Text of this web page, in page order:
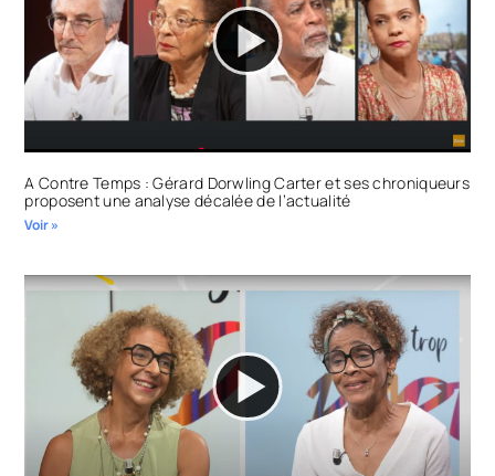
A Contre Temps : Gérard Dorwling Carter et ses chroniqueurs
proposent une analyse décalée de l’actualité
Voir »